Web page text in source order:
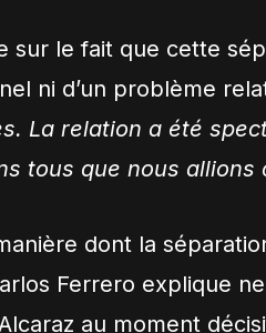
sur le fait que cette
ni d’un problème
La relation a été
tous que nous allions
dont la
Ferrero explique
au moment